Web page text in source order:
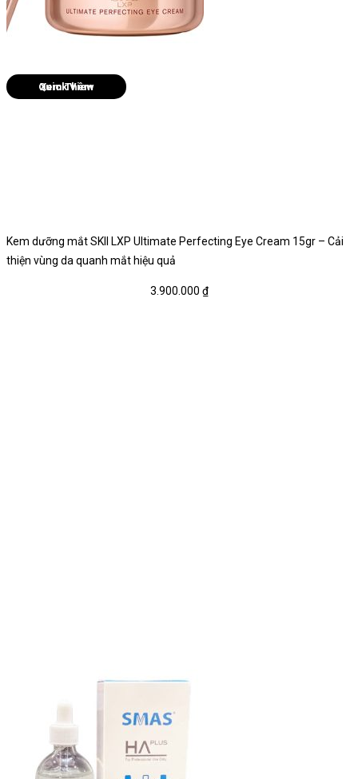
Quick View
Kem dưỡng mắt SKII LXP Ultimate Perfecting Eye Cream 15gr – Cải
thiện vùng da quanh mắt hiệu quả
3.900.000 ₫